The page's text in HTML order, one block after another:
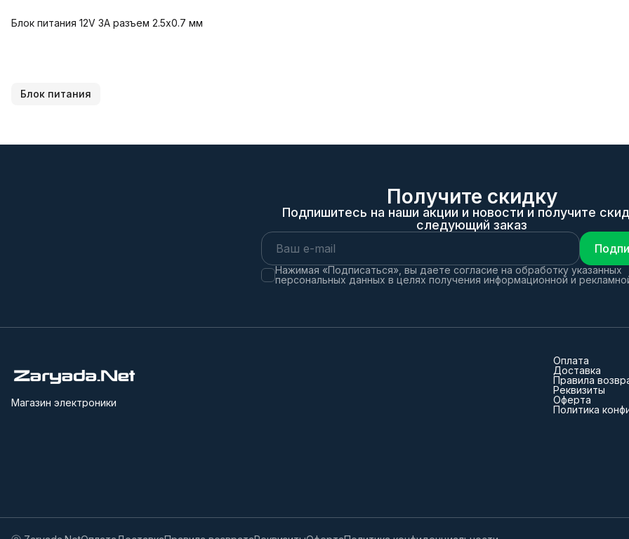
Блок питания 12V 3A разъем 2.5x0.7 мм
Блок питания
Получите скидку
Подпишитесь на наши акции и новости и получите
следующий заказ
Нажимая «Подписаться», вы даете согласие на обработку указанных
персональных данных в целях получения информационной и
Магазин электроники
Оплата
Доставка
Правила
Реквизиты
Оферта
Политика